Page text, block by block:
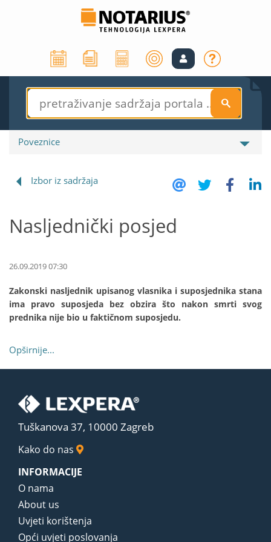
S
Poveznice
Izbor iz sadržaja
Nasljednički posjed
26.09.2019 07:30
Zakonski nasljednik upisanog vlasnika i suposjednika stana
ima pravo suposjeda bez obzira što nakon smrti svog
prednika nije bio u faktičnom suposjedu.
Opširnije...
Tuškanova 37, 10000 Zagreb
Kako do nas
INFORMACIJE
O nama
About us
Uvjeti korištenja
Opći uvjeti poslovanja